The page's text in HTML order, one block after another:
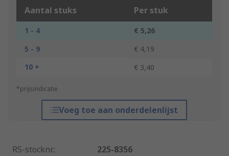
Aantal stuks Per stuk
1 - 4
€ 5,26
5 - 9
€ 4,19
10 +
€ 3,40
*prijsindicatie
Voeg toe aan onderdelenlijst
RS-stocknr.:
225-8356